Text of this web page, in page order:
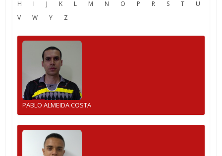
H
I J K L M N O P R S T
U
V
W Y Z
PABLO ALMEIDA COSTA